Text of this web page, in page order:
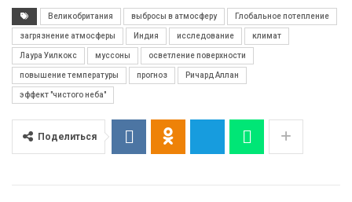
Великобритания выбросы в атмосферу Глобальное потепление
загрязнение атмосферы Индия исследование климат
Лаура Уилкокс муссоны осветление поверхности
повышение температуры прогноз Ричард Аллан
эффект "чистого неба"
Поделиться